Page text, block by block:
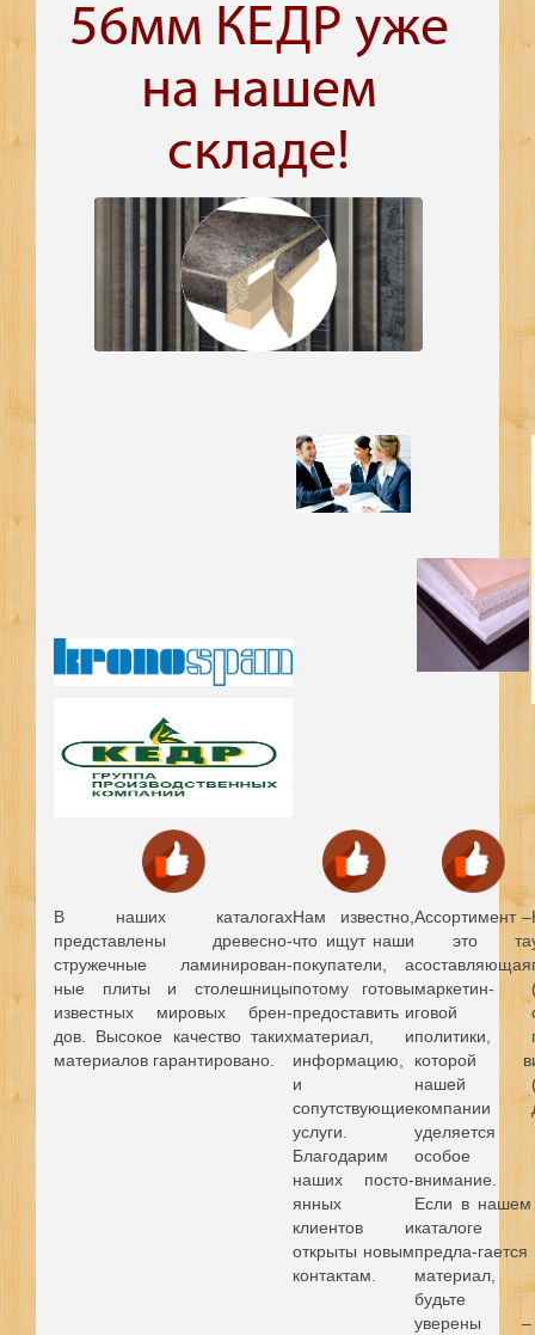
56мм КЕДР уже
на нашем
складе!
В наших каталогах
представлены древесно-
стружечные ламинирован-
ные плиты и столешницы
известных мировых брен-
дов. Высокое качество таких
материалов гарантировано.
Нам известно,
что ищут наши
покупатели, а
потому готовы
предоставить и
материал, и
информацию,
и
сопутствующие
услуги.
Благодарим
наших посто-
янных
клиентов и
открыты новым
контактам.
Ассортимент –
это та
составляющая
маркетин-
говой
политики,
которой в
нашей
компании
уделяется
особое
внимание.
Если в нашем
каталоге
предла-гается
материал,
будьте
уверены –